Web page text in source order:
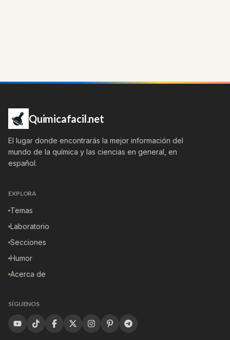
Quimicafacil.net
El lugar donde encontrarás la mejor información del
mundo de la química y las ciencias en general, en
español.
EXPLORA
Temas
Laboratorio
Secciones
Humor
Acerca de
SÍGUENOS